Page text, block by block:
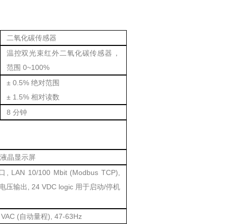
二氧化碳传感器
温控双光束红外二氧化碳传感器，
范围 0~100%
± 0.5% 绝对范围
± 1.5% 相对读数
8 分钟
晶显示屏
, LAN 10/100 Mbit (Modbus TCP),
压输出, 24 VDC logic 用于启动/停机
(自动量程), 47-63Hz